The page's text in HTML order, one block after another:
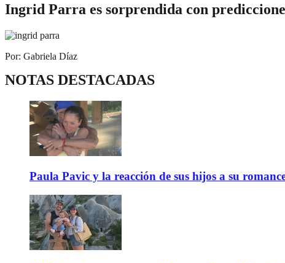
Ingrid Parra es sorprendida con
Por: Gabriela Díaz
NOTAS DESTACADAS
Paula Pavic y la reacción de sus hijos a su